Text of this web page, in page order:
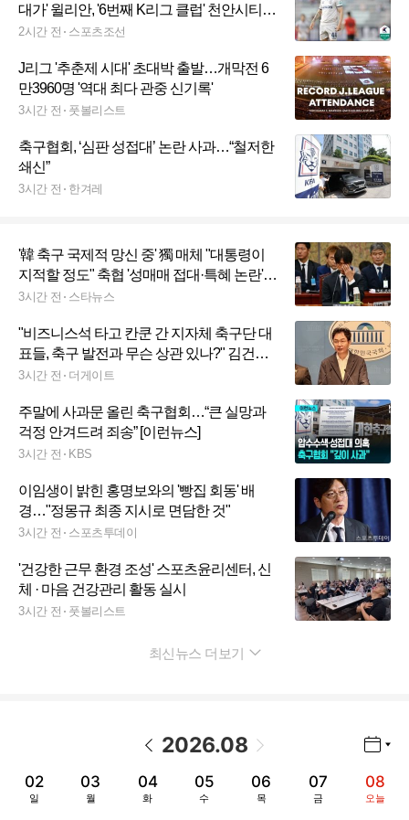
대가' 윌리안, '6번째 K리그 클럽' 천안시티
전격이적…박진섭 감독과 재회
2시간 전 스포츠조선
J리그 '추춘제 시대' 초대박 출발…개막전 6
만3960명 '역대 최다 관중 신기록'
3시간 전 풋볼리스트
축구협회, ‘심판 성접대’ 논란 사과…“철저한
쇄신”
3시간 전 한겨레
'韓 축구 국제적 망신 중' 獨 매체 "대통령이
지적할 정도" 축협 '성매매 접대·특혜 논란'
집중 조명
3시간 전 스타뉴스
"비즈니스석 타고 칸쿤 간 지자체 축구단 대
표들, 축구 발전과 무슨 상관 있나?" 김건희
고발했던 변호사의 반문
3시간 전 더게이트
주말에 사과문 올린 축구협회…“큰 실망과
걱정 안겨드려 죄송” [이런뉴스]
3시간 전 KBS
이임생이 밝힌 홍명보와의 '빵집 회동' 배
경…"정몽규 최종 지시로 면담한 것"
3시간 전 스포츠투데이
'건강한 근무 환경 조성' 스포츠윤리센터, 신
체 · 마음 건강관리 활동 실시
3시간 전 풋볼리스트
최신뉴스 더보기
2026.08
02
일
03
월
04
화
05
수
06
목
07
금
08
오늘